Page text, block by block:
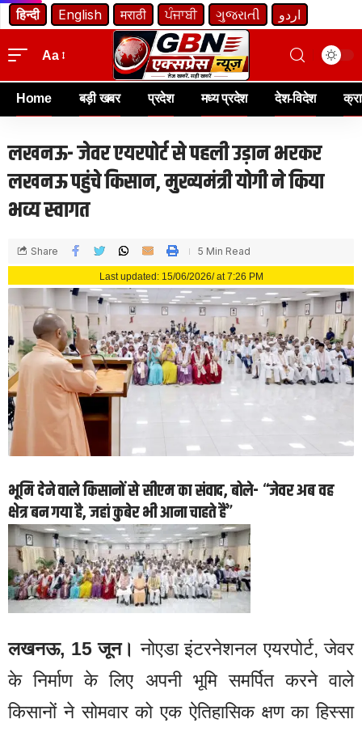
हिन्दी English मराठी ਪੰਜਾਬੀ ગુજરાતી اردو
Aa
Home बड़ी खबर प्रदेश मध्य प्रदेश देश-विदेश
लखनऊ- जेवर एयरपोर्ट से पहली उड़ान भरकर
लखनऊ पहुंचे किसान, मुख्यमंत्री योगी ने किया
भव्य स्वागत
Last updated: 15/06/2026/ at 7:26 PM
Share 5 Min Read
भूमि देने वाले किसानों से सीएम का संवाद, बोले- “जेवर अब वह
क्षेत्र बन गया है, जहां कुबेर भी आना चाहते हैं”
लखनऊ, 15 जून। नोएडा इंटरनेशनल एयरपोर्ट, जेवर
के निर्माण के लिए अपनी भूमि समर्पित करने वाले
किसानों ने सोमवार को एक ऐतिहासिक क्षण का हिस्सा